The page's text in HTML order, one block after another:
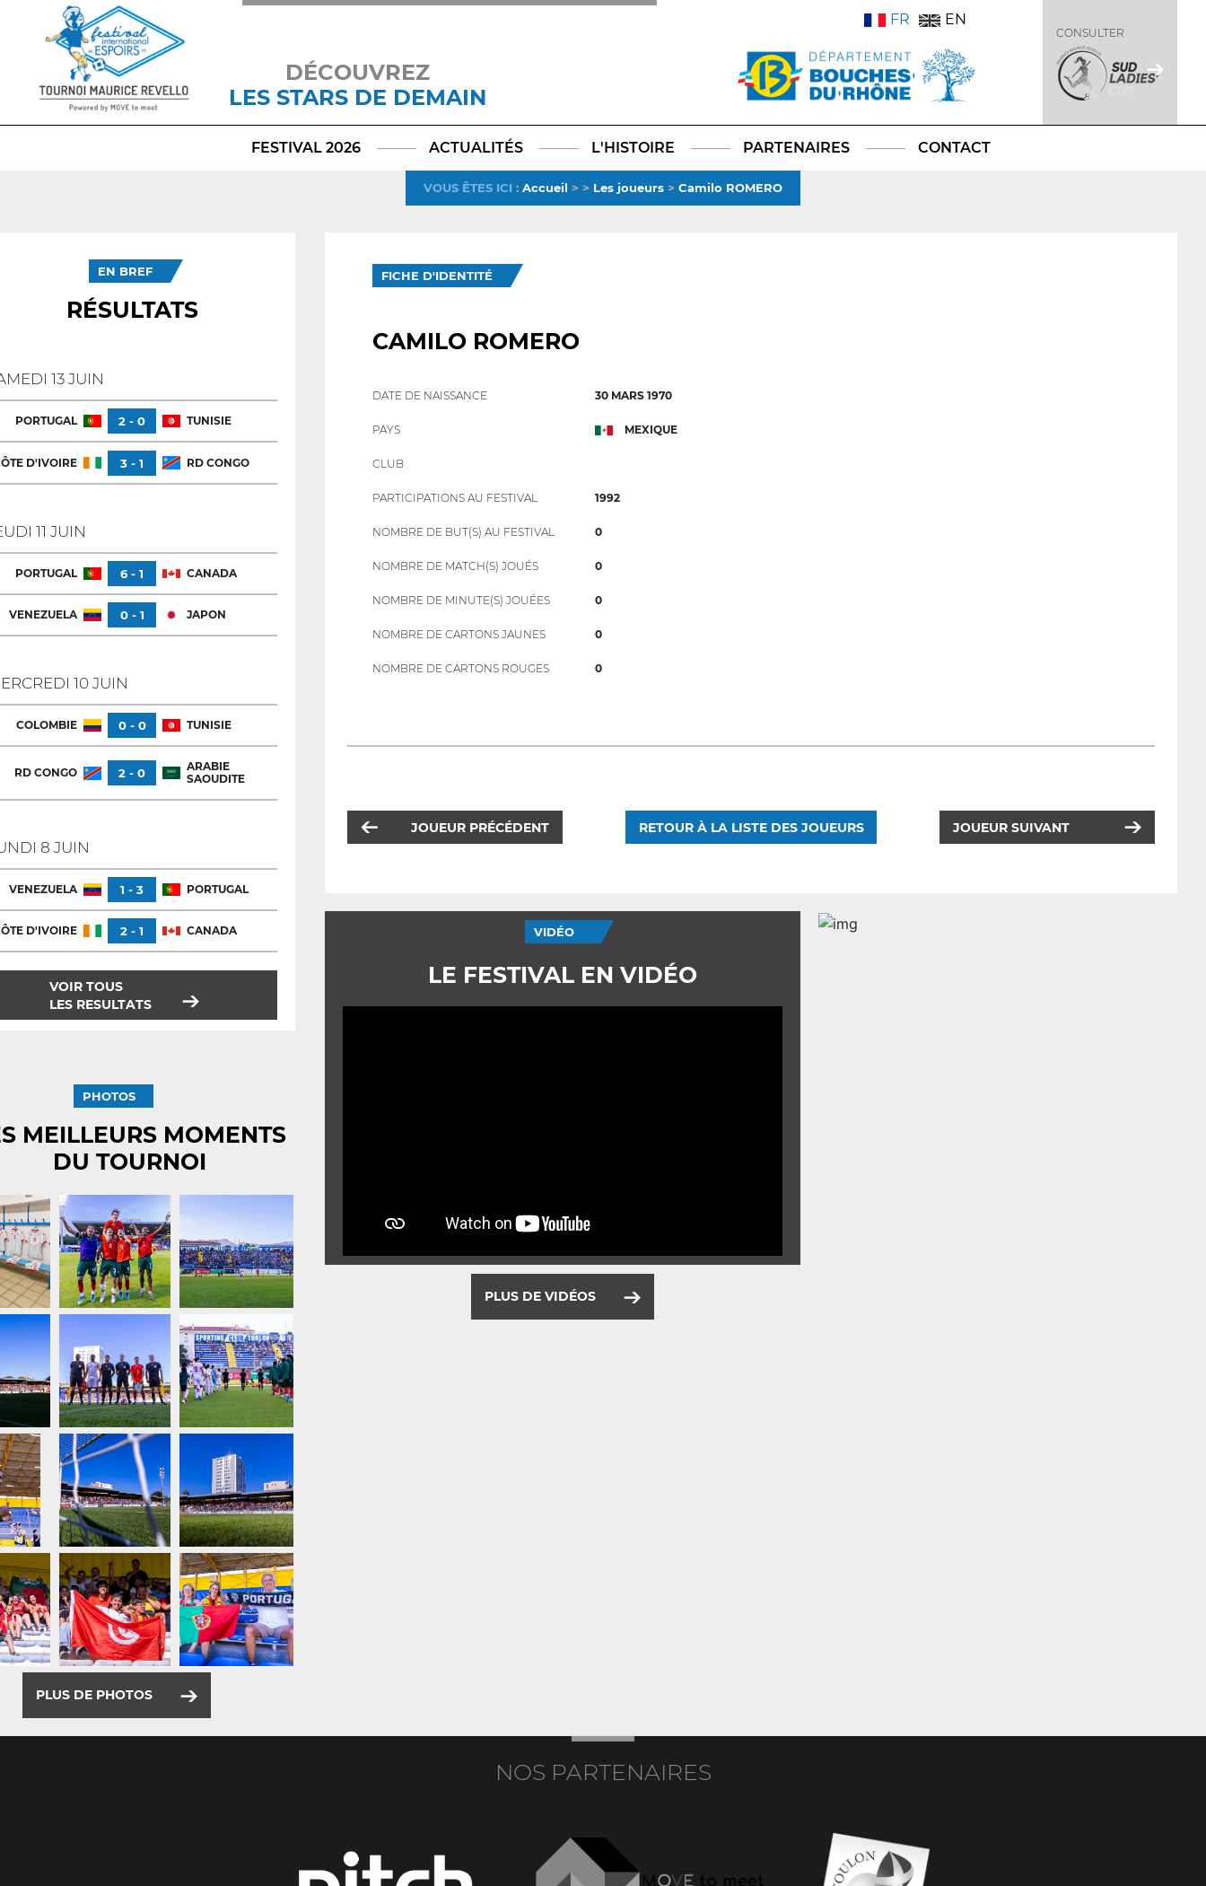
DÉCOUVREZ
LES STARS DE DEMAIN
TikTokLinkedIn
X
FR EN
CONSULTER
FESTIVAL 2026 ACTUALITÉS L'HISTOIRE PARTENAIRES CONTACT
VOUS ÊTES ICI : Accueil > > Les joueurs > Camilo ROMERO
EN BREF
RÉSULTATS
13 JUIN
PORTUGAL 2 - 0 TUNISIE
D'IVOIRE 3 - 1 RD CONGO
11 JUIN
PORTUGAL 6 - 1 CANADA
VENEZUELA 0 - 1 JAPON
10 JUIN
COLOMBIE 0 - 0 TUNISIE
RD CONGO 2 - 0
ARABIE
SAOUDITE
8 JUIN
VENEZUELA 1 - 3 PORTUGAL
D'IVOIRE 2 - 1 CANADA
VOIR TOUS
LES RESULTATS
PHOTOS
MEILLEURS MOMENTS
DU TOURNOI
PLUS DE PHOTOS
FICHE D'IDENTITÉ
CAMILO ROMERO
DATE DE NAISSANCE 30 MARS 1970
PAYS MEXIQUE
CLUB
PARTICIPATIONS AU FESTIVAL 1992
NOMBRE DE BUT(S) AU FESTIVAL 0
NOMBRE DE MATCH(S) JOUÉS 0
NOMBRE DE MINUTE(S) JOUÉES 0
NOMBRE DE CARTONS JAUNES 0
NOMBRE DE CARTONS ROUGES 0
JOUEUR PRÉCÉDENT RETOUR À LA LISTE DES JOUEURS JOUEUR SUIVANT
VIDÉO
LE FESTIVAL EN VIDÉO
PLUS DE VIDÉOS
NOS PARTENAIRES